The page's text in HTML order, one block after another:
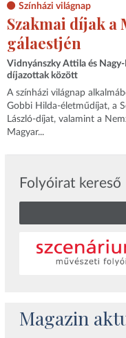
Színházi világnap
Szakmai díjak a
gálaestjén
Vidnyánszky Attila és Nagy-
díjazottak között
A színházi világnap
Gobbi Hilda-életműdíjat, a
László-díjat, valamint a
Magyar...
Folyóirat kereső
Magazin